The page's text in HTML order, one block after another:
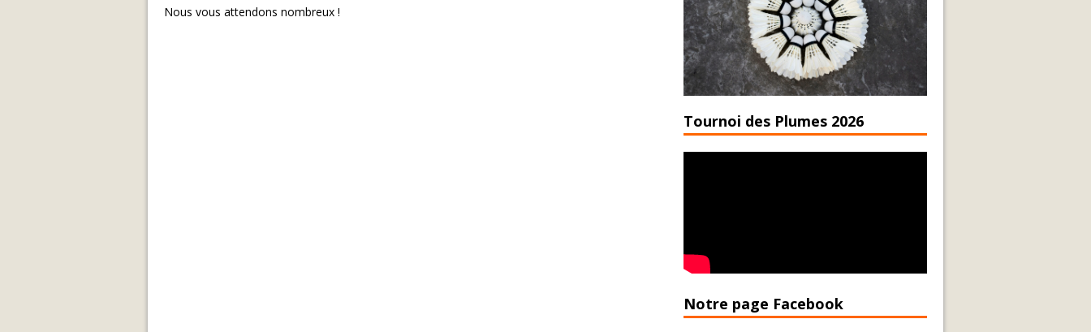
Nous vous attendons nombreux !
Tournoi des Plumes 2026
Notre page Facebook